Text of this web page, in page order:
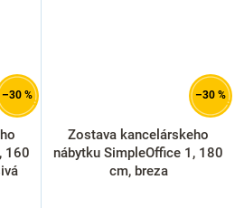
–30 %
160
–30 %
Zostava kancelárskeho
nábytku SimpleOffice 1, 180
cm, breza